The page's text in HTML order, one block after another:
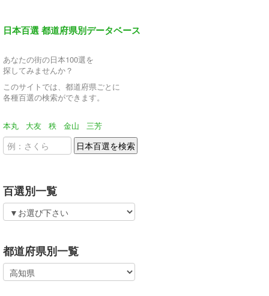
日本百選 都道府県別データベース
あなたの街の日本100選を
探してみませんか？
このサイトでは、都道府県ごとに
各種百選の検索ができます。
本丸 大友 秩 金山 三芳
百選別一覧
都道府県別一覧